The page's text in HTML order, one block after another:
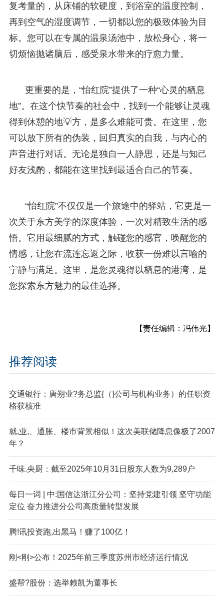
复考量的，从床铺的软硬度，到浴室的温度控制，
再到空气的湿度调节，一切都以您的极致体验为目
标。您可以在专属的温泉汤池中，放松身心，将一
切烦恼抛诸脑后，感受泉水带来的疗愈力量。
更重要的是，“怡红院”提供了一种“心灵的栖息
地”。在这个快节奏的社会中，找到一个能够让灵魂
得到休憩的地💡方，是多么难能可贵。在这里，您
可以放下所有的伪装，回归真实的自我，与内心的
声音进行对话。无论是独自一人静思，还是与知己
好友浅酌，都能在这里找到最适合自己的节奏。
“怡红院”不仅仅是一个旅途中的驿站，它更是一
次关于东方美学的深度体验，一次对精致生活的感
悟。它用最细腻的方式，触碰您的感官，唤醒您的
情感，让您在流连忘返之际，收获一份难以言喻的
宁静与满足。这里，是您灵魂得以栖息的港湾，是
您探索东方魅力的最佳选择。
【责任编辑：冯伟光】
推荐阅读
交通银行：唐朔业?务总监{（}公司与机构业务）的任职资
格获核准
就,业,、通胀、楼市背景相似！这次美联储降息像极了2007
年？
千味.央厨：截至2025年10月31日股东人数为9,289户
每日一词 | 中:国信达浙江分公司：坚持党建引领 坚守功能
定位 奋力推进分公司高质量转型发展
腾!讯投资跑,出黑马！赚了100亿！
刚<刚>公布！2025年前三季度苏州市经济运行情况
盛帮?股份：选举赖凯为董事长